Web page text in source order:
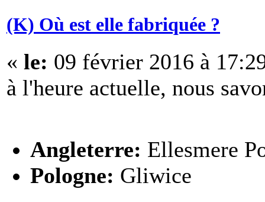
(K) Où est elle fabriquée ?
« le: 09 février 2016 à
à l'heure actuelle, nous
Angleterre: Ellesmere
Pologne: Gliwice